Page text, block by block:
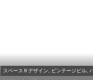
スペースＲデザイン, ビンテージビル,